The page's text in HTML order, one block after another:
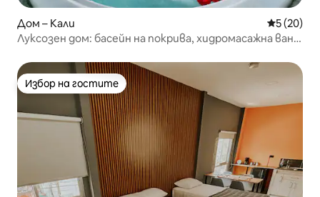
Дом – Кали Средна
5 (20)
Луксозен дом: басейн на покрива, хидромасажна вана,
Избор на гостите
Избор на гостите